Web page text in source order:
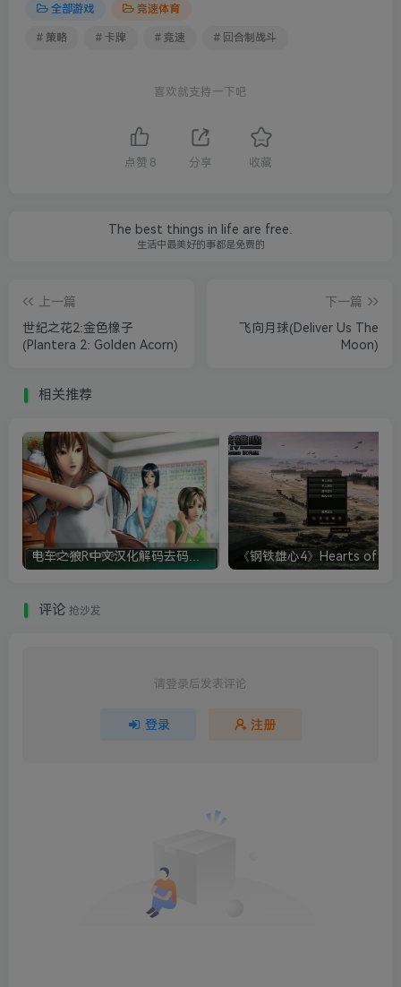
全部游戏 竞速体育
# 策略 # 卡牌 # 竞速 # 回合制战斗
喜欢就支持一下吧
点赞 8 分享 收藏
The best things in life are free.
生活中最美好的事都是免费的
上一篇
世纪之花2:金色橡子
(Plantera 2: Golden Acorn)
下一篇
飞向月球(Deliver Us The
Moon)
相关推荐
评论 抢沙发
请登录后发表评论
登录 注册